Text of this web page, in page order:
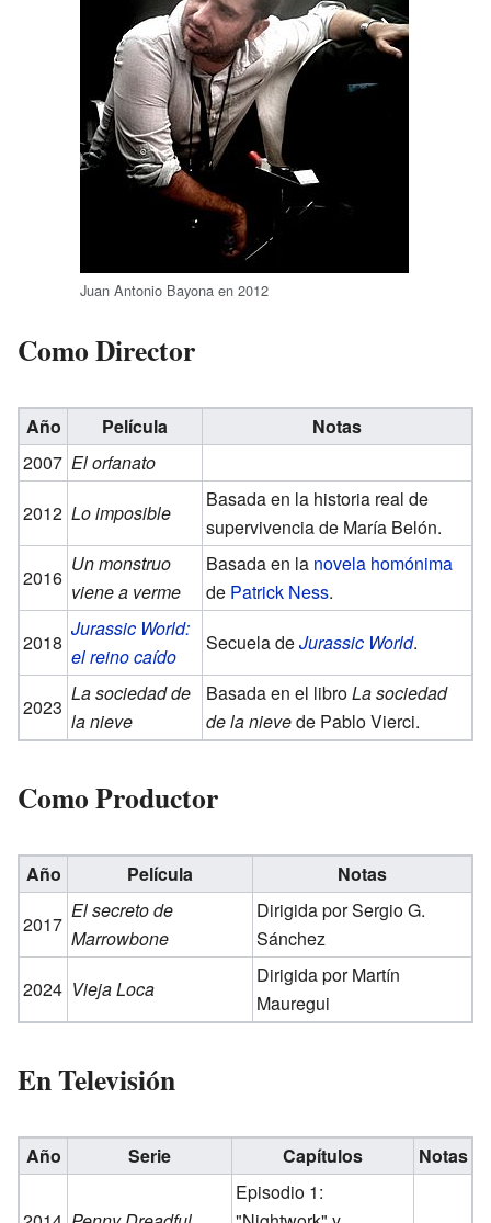
Juan Antonio Bayona en 2012
Como Director
Año Película
Notas
2007 El orfanato
2012 Lo imposible
Basada en la historia real de
supervivencia de María Belón.
2016
Un monstruo
viene a verme
Basada en la novela homónima
de Patrick Ness.
2018
Jurassic World:
el reino caído
Secuela deJurassic World.
2023
La sociedad de
la nieve
Basada en el libroLa sociedad
de la nievede Pablo Vierci.
Como Productor
Año Película
Notas
2017
El secreto de
Marrowbone
Dirigida por Sergio G.
Sánchez
2024 Vieja Loca
Dirigida por Martín
Mauregui
En Televisión
Año Serie Capítulos Notas
Episodio 1: